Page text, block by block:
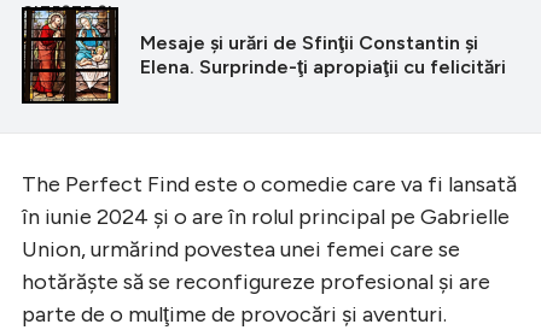
CITEȘTE ȘI
Mesaje şi urări de Sfinţii Constantin şi
Elena. Surprinde-ţi apropiaţii cu felicitări
The Perfect Find este o comedie care va fi lansată
în iunie 2024 şi o are în rolul principal pe Gabrielle
Union, urmărind povestea unei femei care se
hotărăşte să se reconfigureze profesional şi are
parte de o mulţime de provocări şi aventuri.